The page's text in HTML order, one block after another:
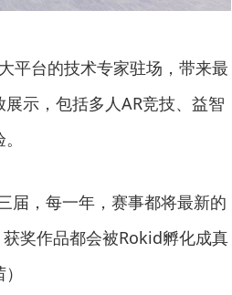
平台的技术专家驻场，带来最
示，包括多人AR竞技、益智
届，每一年，赛事都将最新的
奖作品都会被Rokid孵化成真